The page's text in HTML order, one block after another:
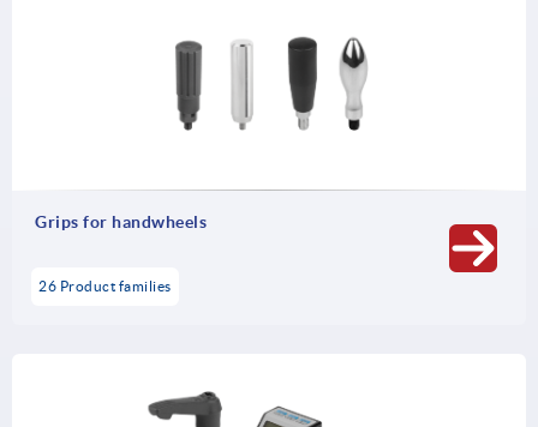
Grips for handwheels
26 Product families